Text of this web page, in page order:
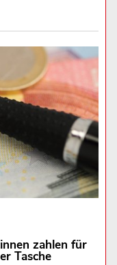
zahlen für
Tasche